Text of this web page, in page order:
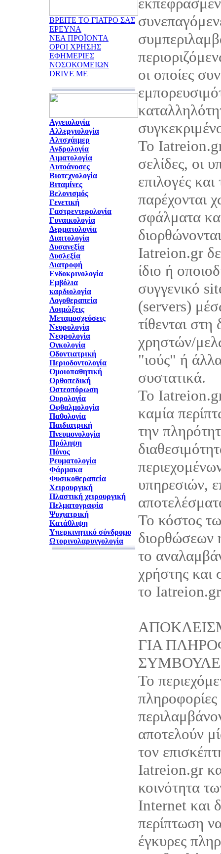
ΒΡΕΙΤΕ ΤΟ ΓΙΑΤΡΟ ΣΑΣ
ΕΡΕΥΝΑ
ΝΕΑ ΠΡΟΪΟΝΤΑ
ΟΡΟΙ ΧΡΗΣΗΣ
ΕΦΗΜΕΡΙΕΣ
ΝΟΣΟΚΟΜΕΙΩΝ
DRIVE ME
Αγγειολογία
Αλλεργιολογία
Αλτσχάιμερ
Ανδρολογία
Αιματολογία
Αυτοάνοσες
Βιοτεχνολογία
Βιταμίνες
Βελονισμός
Γενετική
Γαστρεντερολογία
Γυναικολογία
Δερματολογία
Διαιτολογία
Δυσανεξία
Δυσλεξία
Διατροφή
Ενδοκρινολογία
Εμβόλια
καρδιολογία
Λογοθεραπεία
Λοιμώξεις
Μεταμοσχεύσεις
Νευρολογία
Νεφρολογία
Ογκολογία
Οδοντιατρική
Περιοδοντολογία
Ομοιοπαθητική
Ορθοπεδική
Οστεοπόρωση
Ουρολογία
Οφθαλμολογία
Παθολογία
Παιδιατρική
Πνευμονολογία
Πρόληψη
Πόνος
Ρευματολογία
Φάρμακα
Φυσικοθεραπεία
Χειρουργική
Πλαστική χειρουργική
Πελματογραφία
Ψυχιατρική
Κατάθλιψη
Υπερκινητικό σύνδρομο
Ωτορινολαρυγγολογία
οι οποίες
Το Iatreion.gr
σελίδες, οι
επιλογές
παρέχονται
σφάλματα
Iatreion.gr
ίδιο ή
συγγενικό
(servers)
τίθενται
χρηστών/
"ιούς" ή
συστατικά.
Το
καμία
την
υπηρεσιών,
Το κόστος
διορθώσεων
το
χρήστης και
το
ΓΙΑ
Το
αποτελούν
τον
Iatreion.gr
κοινότητα
Internet και
περίπτωση
έγκυρες